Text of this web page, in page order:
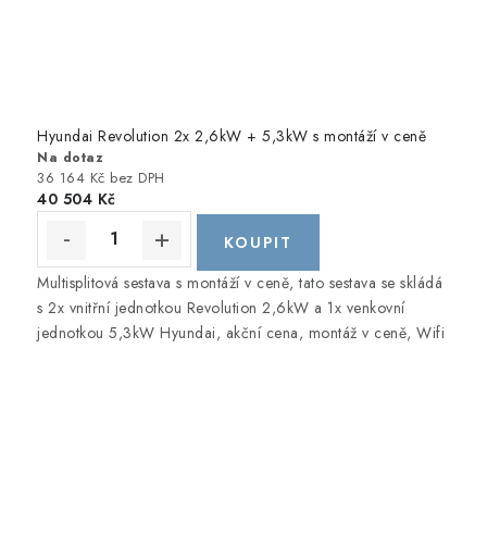
Hyundai Revolution 2x 2,6kW + 5,3kW s montáží v ceně
Na dotaz
36 164 Kč bez DPH
40 504 Kč
Multisplitová sestava s montáží v ceně, tato sestava se skládá
s 2x vnitřní jednotkou Revolution 2,6kW a 1x venkovní
jednotkou 5,3kW Hyundai, akční cena, montáž v ceně, Wifi